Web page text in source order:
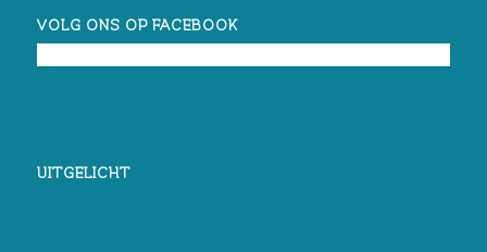
VOLG ONS OP FACEBOOK
UITGELICHT